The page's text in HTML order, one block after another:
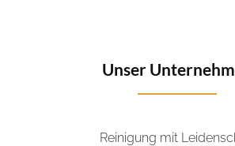
Unser
Reinigung mit